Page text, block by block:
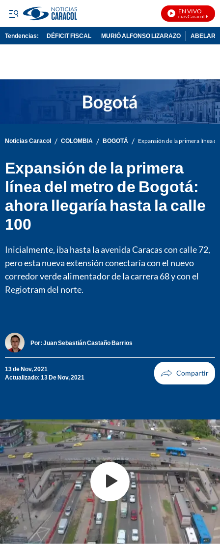
EN VIVO
Noticias Caracol En Vivo
Tendencias: DÉFICIT FISCAL MURIÓ ALFONSO LIZARAZO
Noticias Caracol / COLOMBIA / BOGOTÁ / Expansión de la primera línea
Expansión de la primera
línea del metro de Bogotá:
ahora llegaría hasta la calle
100
Inicialmente, iba hasta la avenida Caracas con calle 72,
pero esta nueva extensión conectaría con el nuevo
corredor verde alimentador de la carrera 68 y con el
Regiotram del norte.
Por: Juan Sebastián Castaño Barrios
13 de Nov, 2021
Actualizado: 13 De Nov, 2021